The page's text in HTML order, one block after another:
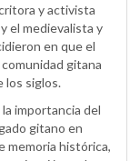
y activista
el medievalista y
en que el
gitana
los siglos.
importancia del
gitano en
memoria histórica,